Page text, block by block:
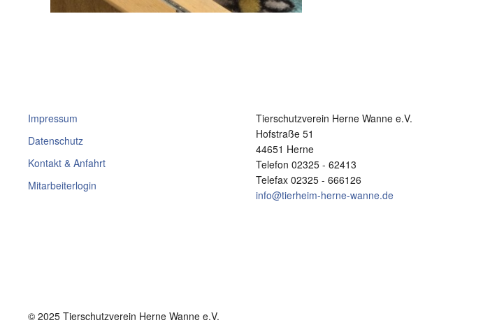
Impressum
Datenschutz
Kontakt & Anfahrt
Mitarbeiterlogin
Tierschutzverein Herne Wanne e.V.
Hofstraße 51
44651 Herne
Telefon 02325 - 62413
Telefax 02325 - 666126
info@tierheim-herne-wanne.de
© 2025 Tierschutzverein Herne Wanne e.V.